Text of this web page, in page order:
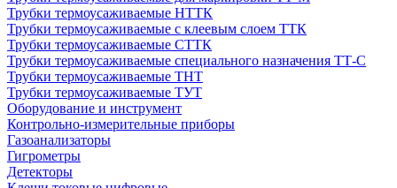
Трубки термоусаживаемые НTТК
Трубки термоусаживаемые с клеевым слоем TТК
Трубки термоусаживаемые СTТК
Трубки термоусаживаемые специального назначения ТТ-С
Трубки термоусаживаемые ТНТ
Трубки термоусаживаемые ТУТ
Оборудование и инструмент
Контрольно-измерительные приборы
Газоанализаторы
Гигрометры
Детекторы